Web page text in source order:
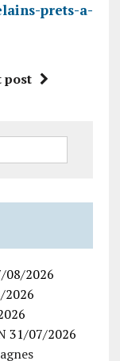
prets-a-
post
08/2026
2026
31/07/2026